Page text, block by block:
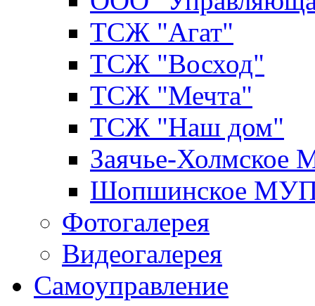
ТСЖ "Агат"
ТСЖ "Восход"
ТСЖ "Мечта"
ТСЖ "Наш дом"
Заячье-
Шопшинское
Фотогалерея
Видеогалерея
Самоуправление